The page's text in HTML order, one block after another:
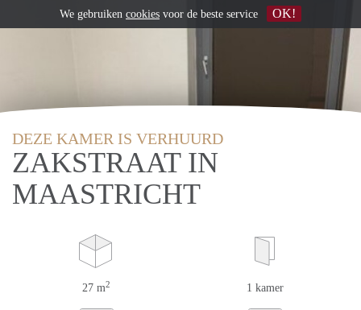
DEZE KAMER IS VERHUURD
ZAKSTRAAT IN
MAASTRICHT
27 m2 1 kamer
We gebruiken cookies voor de beste service OK!